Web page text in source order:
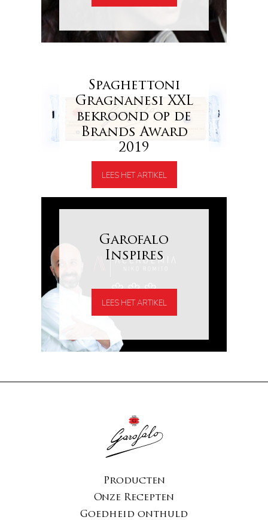
Spaghettoni
Gragnanesi XXL
bekroond op de
Brands Award
2019
LEES HET ARTIKEL
Garofalo
Inspires
LEES HET ARTIKEL
Producten
Onze Recepten
Goedheid onthuld